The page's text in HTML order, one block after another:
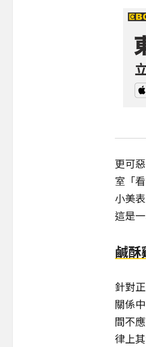
更可
室「
小美
這是
鹹酥
針對
關係
間不
律上